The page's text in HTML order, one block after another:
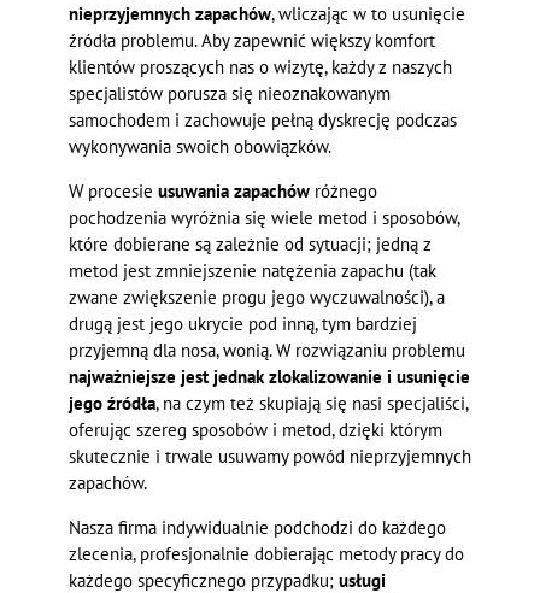
nieprzyjemnych zapachów, wliczając w to usunięcie
źródła problemu. Aby zapewnić większy komfort
klientów proszących nas o wizytę, każdy z naszych
specjalistów porusza się nieoznakowanym
samochodem i zachowuje pełną dyskrecję podczas
wykonywania swoich obowiązków.
W procesie usuwania zapachówróżnego
pochodzenia wyróżnia się wiele metod i sposobów,
które dobierane są zależnie od sytuacji; jedną z
metod jest zmniejszenie natężenia zapachu (tak
zwane zwiększenie progu jego wyczuwalności), a
drugą jest jego ukrycie pod inną, tym bardziej
przyjemną dla nosa, wonią. W rozwiązaniu problemu
najważniejsze jest jednak zlokalizowanie i usunięcie
jego źródła, na czym też skupiają się nasi specjaliści,
oferując szereg sposobów i metod, dzięki którym
skutecznie i trwale usuwamy powód nieprzyjemnych
zapachów.
Nasza firma indywidualnie podchodzi do każdego
zlecenia, profesjonalnie dobierając metody pracy do
każdego specyficznego przypadku; usługi